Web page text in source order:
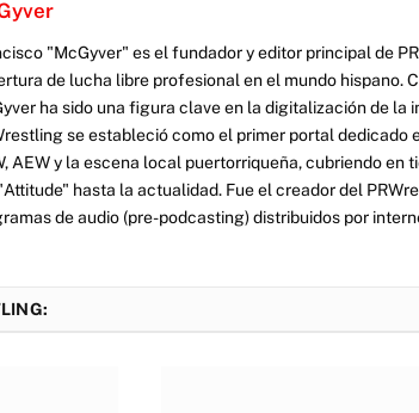
"McGyver" es el fundador y editor principal de
de lucha libre profesional en el mundo hispano.
ha sido una figura clave en la digitalización de la
se estableció como el primer portal dedicado
AEW y la escena local puertorriqueña, cubriendo en
hasta la actualidad. Fue el creador del
de audio (pre-podcasting) distribuidos por